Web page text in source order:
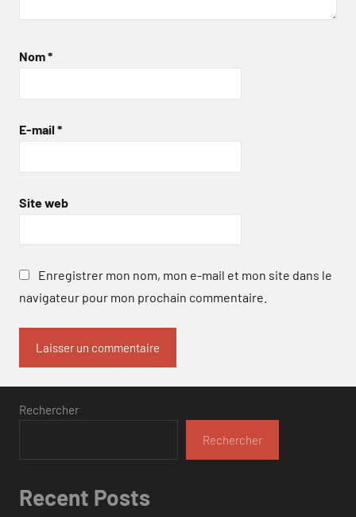
Nom*
E-mail *
Site web
Enregistrer mon nom, mon e-mail et mon site dans le
navigateur pour mon prochain commentaire.
Rechercher
Rechercher
Recent Posts